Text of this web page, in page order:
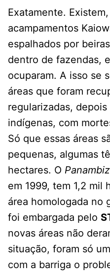
Exatamente.
acampamentos
espalhados por
dentro de fazendas,
ocuparam. A isso se
áreas que foram
regularizadas,
indígenas, com
Só que essas áreas
pequenas, algumas
hectares. O
em 1999, tem 1,2 mil
área homologada no
foi embargada pelo
novas áreas não
situação, foram só
com a barriga o